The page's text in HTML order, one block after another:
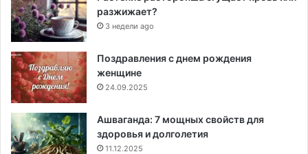
разжижает?
3 недели ago
Поздравления с днем рождения
женщине
24.09.2025
Ашваганда: 7 мощных свойств для
здоровья и долголетия
11.12.2025